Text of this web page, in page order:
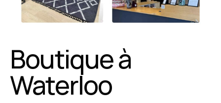
Boutique à
Waterloo